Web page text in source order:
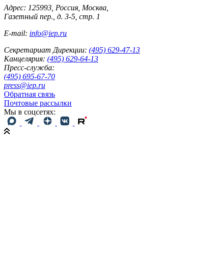
Адрес: 125993, Россия, Москва,
Газетный пер., д. 3-5, стр. 1
E-mail: info@iep.ru
Секретариат Дирекции: (495) 629-47-13
Канцелярия: (495) 629-64-13
Пресс-служба:
(495) 695-67-70
press@iep.ru
Обратная связь
Почтовые рассылки
Мы в соцсетях: